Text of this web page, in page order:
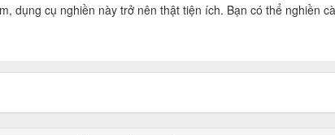
dụng cụ nghiền này trở nên thật tiện ích. Bạn có thể nghiền